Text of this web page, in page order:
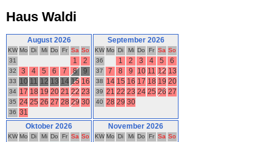
Haus Waldi
August 2026
KW Mo Di Mi Do Fr Sa So
31
1 2
32 3 4 5 6 7 8 9
33 10 11 12 13 14 15 16
34 17 18 19 20 21 22 23
35 24 25 26 27 28 29 30
36 31
September 2026
KW Mo Di Mi Do Fr Sa So
36
1 2 3 4 5 6
37 7 8 9 10 11 12 13
38 14 15 16 17 18 19 20
39 21 22 23 24 25 26 27
40 28 29 30
Oktober 2026
KW Mo Di Mi Do Fr Sa So
November 2026
KW Mo Di Mi Do Fr Sa So